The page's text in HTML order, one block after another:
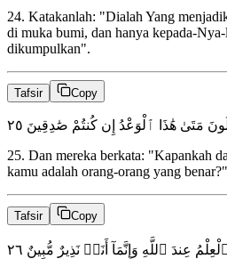
24. Katakanlah: "Dialah Yang
di muka bumi, dan hanya kepada-
dikumpulkan".
Tafsir Copy
مَتَىٰ هَٰذَا ٱلْوَعْدُ إِن كُنتُمْ صَٰدِقِينَ ٢٥
25. Dan mereka berkata: "Kapankah
kamu adalah orang-orang yang benar?"
Tafsir Copy
عِندَ ٱللَّهِ وَإِنَّمَآ أَنَا۠ نَذِيرٌ مُّبِينٌ ٢٦